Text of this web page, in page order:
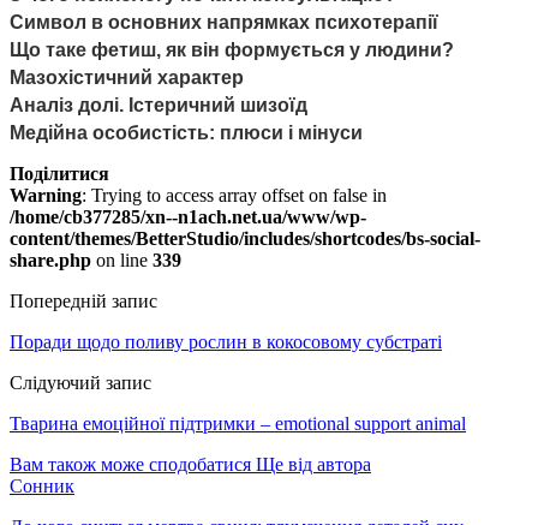
Символ в основних напрямках психотерапії
Що таке фетиш, як він формується у людини?
Мазохістичний характер
Аналіз долі. Істеричний шизоїд
Медійна особистість: плюси і мінуси
Поділитися
Warning: Trying to access array offset on false in
/home/cb377285/xn--n1ach.net.ua/www/wp-
content/themes/BetterStudio/includes/shortcodes/bs-social-
share.php on line 339
Попередній запис
Поради щодо поливу рослин в кокосовому субстраті
Слідуючий запис
Тварина емоційної підтримки – emotional support animal
Вам також може сподобатися Ще від автора
Сонник